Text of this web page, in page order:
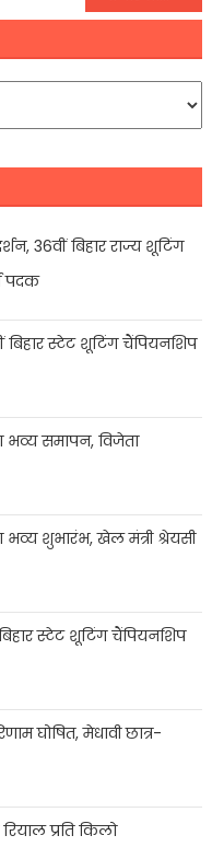
36वीं बिहार राज्य शूटिंग
पदक
बिहार स्टेट शूटिंग चैंपियनशिप
भव्य समापन, विजेता
शुभारंभ, खेल मंत्री श्रेयसी
स्टेट शूटिंग चैंपियनशिप
घोषित, मेधावी छात्र-
प्रति किलो